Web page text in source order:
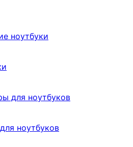
ноутбуки
для ноутбуков
ноутбуков